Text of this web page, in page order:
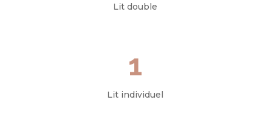
Lit double
1
Lit individuel